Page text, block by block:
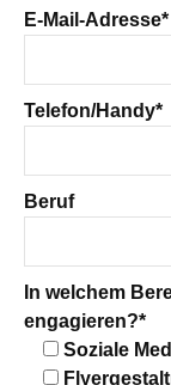
E-Mail-Adresse*
Telefon/Handy*
Beruf
In welchem
engagieren?*
Soziale